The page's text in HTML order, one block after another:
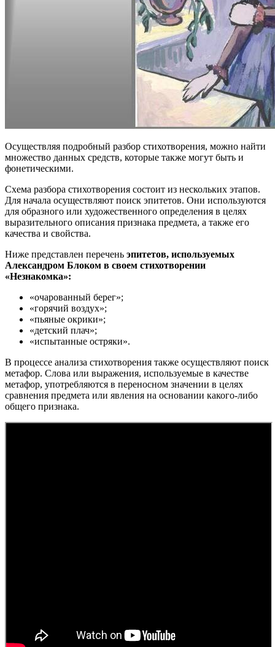
Осуществляя подробный разбор стихотворения, можно найти
множество данных средств, которые также могут быть и
фонетическими.
Схема разбора стихотворения состоит из нескольких этапов.
Для начала осуществляют поиск эпитетов. Они используются
для образного или художественного определения в целях
выразительного описания признака предмета, а также его
качества и свойства.
Ниже представлен перечень эпитетов, используемых
Александром Блоком в своем стихотворении
«Незнакомка»:
«очарованный берег»;
«горячий воздух»;
«пьяные окрики»;
«детский плач»;
«испытанные остряки».
В процессе анализа стихотворения также осуществляют поиск
метафор. Слова или выражения, используемые в качестве
метафор, употребляются в переносном значении в целях
сравнения предмета или явления на основании какого-либо
общего признака.